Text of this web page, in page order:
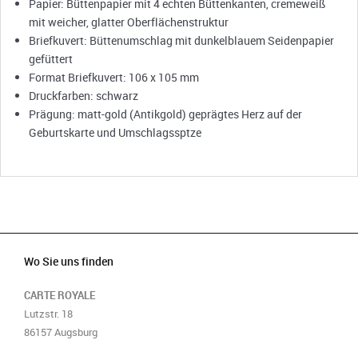
Papier: Büttenpapier mit 4 echten Büttenkanten, cremeweiß
mit weicher, glatter Oberflächenstruktur
Briefkuvert: Büttenumschlag mit dunkelblauem Seidenpapier
gefüttert
Format Briefkuvert: 106 x 105 mm
Druckfarben: schwarz
Prägung: matt-gold (Antikgold) geprägtes Herz auf der
Geburtskarte und Umschlagssptze
Wo Sie uns finden
CARTE ROYALE
Lutzstr. 18
86157 Augsburg